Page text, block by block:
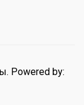
Powered by: